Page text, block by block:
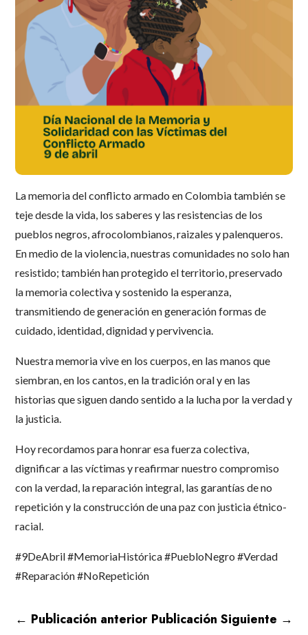
La memoria del conflicto armado en Colombia también se
teje desde la vida, los saberes y las resistencias de los
pueblos negros, afrocolombianos, raizales y palenqueros.
En medio de la violencia, nuestras comunidades no solo han
resistido; también han protegido el territorio, preservado
la memoria colectiva y sostenido la esperanza,
transmitiendo de generación en generación formas de
cuidado, identidad, dignidad y pervivencia.
Nuestra memoria vive en los cuerpos, en las manos que
siembran, en los cantos, en la tradición oral y en las
historias que siguen dando sentido a la lucha por la verdad y
la justicia.
Hoy recordamos para honrar esa fuerza colectiva,
dignificar a las víctimas y reafirmar nuestro compromiso
con la verdad, la reparación integral, las garantías de no
repetición y la construcción de una paz con justicia étnico-
racial.
#9DeAbril #MemoriaHistórica #PuebloNegro #Verdad
#Reparación #NoRepetición
← Publicación anterior Publicación Siguiente →